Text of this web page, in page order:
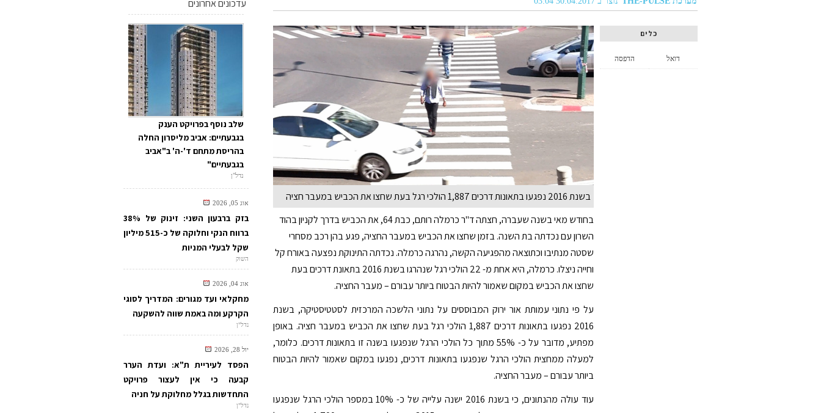
כלים
הדפסה דואל
בשנת 2016 נפגעו בתאונות דרכים 1,887 הולכי רגל בעת שחצו את הכביש במעבר חציה
בחודש מאי בשנה שעברה, חצתה ד"ר כרמלה רותם, כבת 64, את הכביש בדרך לקניון בהוד
השרון עם נכדתה בת השנה. בזמן שחצו את הכביש במעבר החציה, פגע בהן רכב מסחרי
שסטה מנתיבו וכתוצאה מהפגיעה הקשה, נהרגה כרמלה. נכדתה התינוקת נפצעה באורח קל
וחייה ניצלו. כרמלה, היא אחת מ- 22 הולכי רגל שנהרגו בשנת 2016 בתאונת דרכים בעת
שחצו את הכביש במקום שאמור להיות הבטוח ביותר עבורם – מעבר החציה.
על פי נתוני עמותת אור ירוק המבוססים על נתוני הלשכה המרכזית לסטטיסטיקה, בשנת
2016 נפגעו בתאונות דרכים 1,887 הולכי רגל בעת שחצו את הכביש במעבר חציה. באופן
מפתיע, מדובר על כ- 55% מתוך כל הולכי הרגל שנפגעו בשנה זו בתאונות דרכים. כלומר,
למעלה ממחצית הולכי הרגל שנפגעו בתאונות דרכים, נפגעו במקום שאמור להיות הבטוח
ביותר עבורם – מעבר החציה.
עוד עולה מהנתונים, כי בשנת 2016 ישנה עלייה של כ- 10% במספר הולכי הרגל שנפגעו
עדכונים אחרונים
שלב נוסף בפרויקט הענק
בגבעתיים: אביב מליסרון החלה
בהריסת מתחם ד'-ה' ב"אביב
בגבעתיים"
נדל"ן
אוג 05, 2026
בזק ברבעון השני: זינוק של 38%
ברווח הנקי וחלוקה של כ-515 מיליון
שקל לבעלי המניות
השוק
אוג 04, 2026
מחקלאי ועד מגורים: המדריך לסוגי
הקרקע ומה באמת שווה להשקעה
נדל"ן
יול 28, 2026
הפסד לעיריית ת"א: ועדת הערר
קבעה כי אין לעצור פרויקט
התחדשות בגלל מחלוקת על חניה
נדל"ן